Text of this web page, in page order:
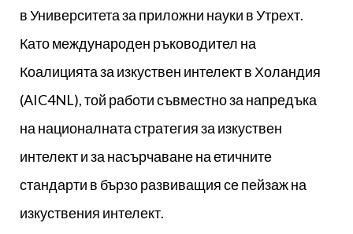
в Университета за приложни науки в Утрехт.
Като международен ръководител на
Коалицията за изкуствен интелект в Холандия
(AIC4NL), той работи съвместно за напредъка
на националната стратегия за изкуствен
интелект и за насърчаване на етичните
стандарти в бързо развиващия се пейзаж на
изкуствения интелект.